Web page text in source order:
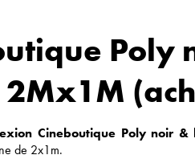
Poly
Cineboutique Poly noir
de 2x1m.